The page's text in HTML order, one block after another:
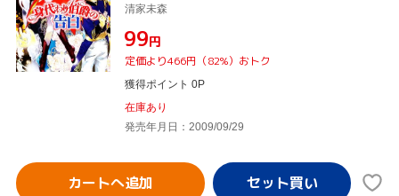
清家未森
¥99円
定価より466円（82%）おトク
獲得ポイント 0P
在庫あり
発売年月日：2009/09/29
カートへ追加